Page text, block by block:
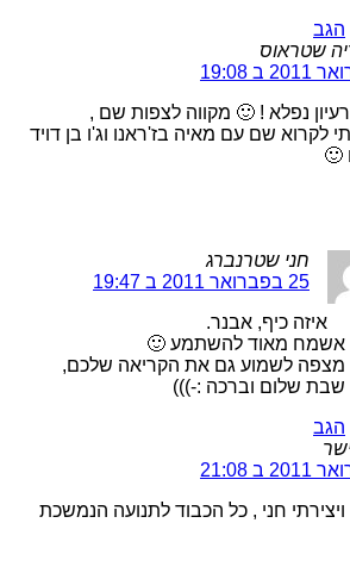
הגב
שטראוס
נפלא ! 🙂 מקווה לצפות שם ,
לקרוא שם עם מאיה בז'ראנו וג'ו בן דויד
🙂
חני שטרנברג
25 בפברואר 2011 ב 19:47
איזה כיף, אבנר.
אשמח מאוד להשתמע 🙂
מצפה לשמוע גם את הקריאה שלכם,
שבת שלום וברכה :-)))
הגב
ויצירתי חני , כל הכבוד לתנועה הנמשכת